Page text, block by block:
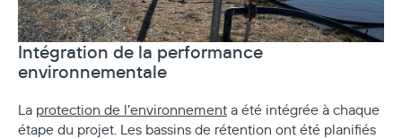
Intégration de la performance
environnementale
La protection de l’environnement a été intégrée à chaque
étape du projet. Les bassins de rétention ont été planifiés